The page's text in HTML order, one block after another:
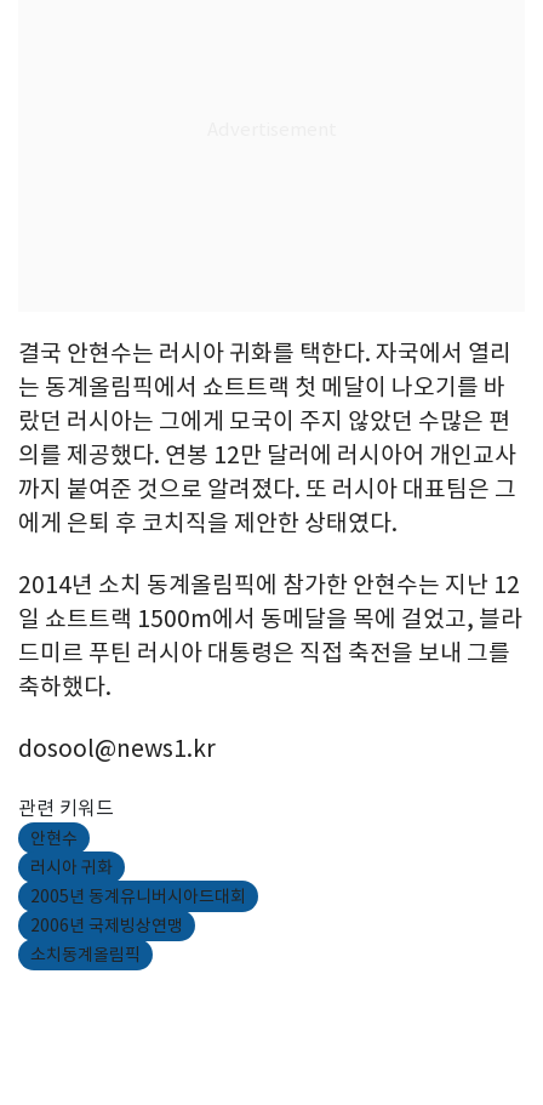
결국 안현수는 러시아 귀화를 택한다. 자국에서 열리
는 동계올림픽에서 쇼트트랙 첫 메달이 나오기를 바
랐던 러시아는 그에게 모국이 주지 않았던 수많은 편
의를 제공했다. 연봉 12만 달러에 러시아어 개인교사
까지 붙여준 것으로 알려졌다. 또 러시아 대표팀은 그
에게 은퇴 후 코치직을 제안한 상태였다.
2014년 소치 동계올림픽에 참가한 안현수는 지난 12
일 쇼트트랙 1500m에서 동메달을 목에 걸었고, 블라
드미르 푸틴 러시아 대통령은 직접 축전을 보내 그를
축하했다.
dosool@news1.kr
관련 키워드
안현수
러시아 귀화
2005년 동계유니버시아드대회
2006년 국제빙상연맹
소치동계올림픽